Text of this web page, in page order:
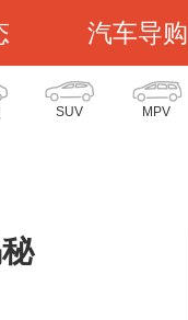
汽车导购
SUV MPV